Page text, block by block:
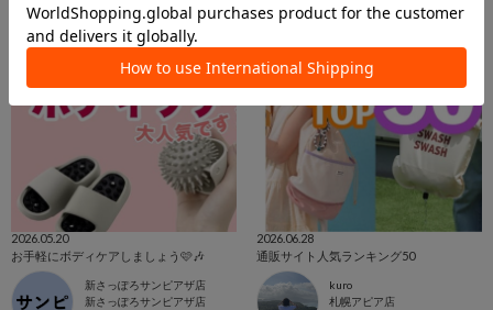
2026.05.20
お手軽にボディケアしましょう🩷🎶
新さっぽろサンピアザ店
新さっぽろサンピアザ店
2026.06.28
通販サイト人気ランキング50
kuro
札幌アピア店